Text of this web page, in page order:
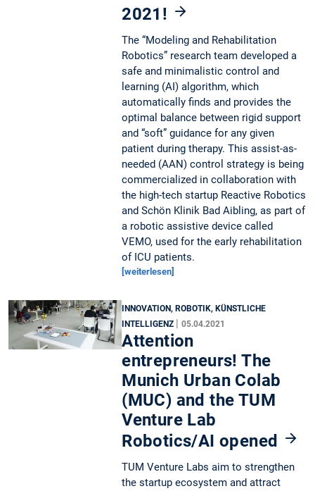
2021!
The “Modeling and Rehabilitation
Robotics” research team developed a
safe and minimalistic control and
learning (AI) algorithm, which
automatically finds and provides the
optimal balance between rigid support
and “soft” guidance for any given
patient during therapy. This assist-as-
needed (AAN) control strategy is being
commercialized in collaboration with
the high-tech startup Reactive Robotics
and Schön Klinik Bad Aibling, as part of
a robotic assistive device called
VEMO, used for the early rehabilitation
of ICU patients.
[weiterlesen]
INNOVATION, ROBOTIK, KÜNSTLICHE
INTELLIGENZ
|05.04.2021
Attention
entrepreneurs! The
Munich Urban Colab
(MUC) and the TUM
Venture Lab
Robotics/AI opened
TUM Venture Labs aim to strengthen
the startup ecosystem and attract